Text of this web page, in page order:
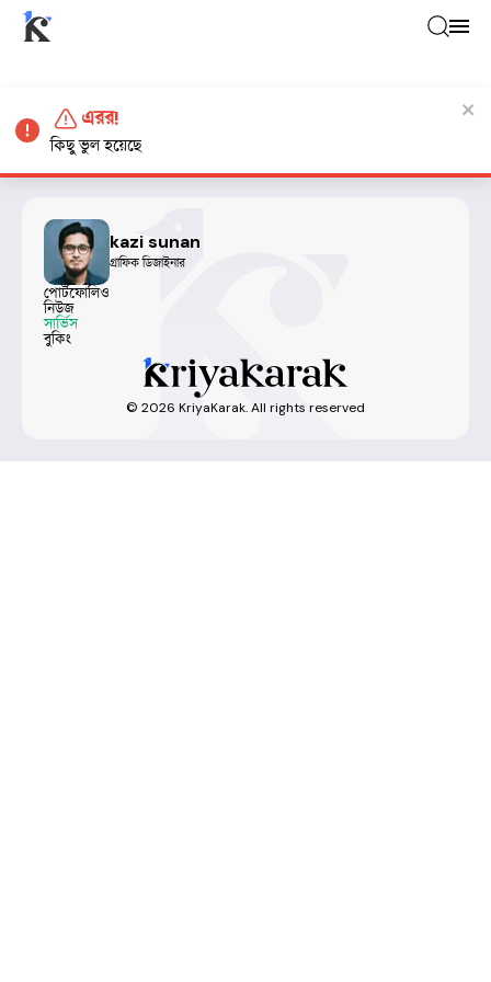
kazi sunan
গ্রাফিক ডিজাইনার
পোর্টফোলিও
নিউজ
সার্ভিস
বুকিং
© 2026 KriyaKarak. All rights reserved
এরর!
কিছু ভুল হয়েছে